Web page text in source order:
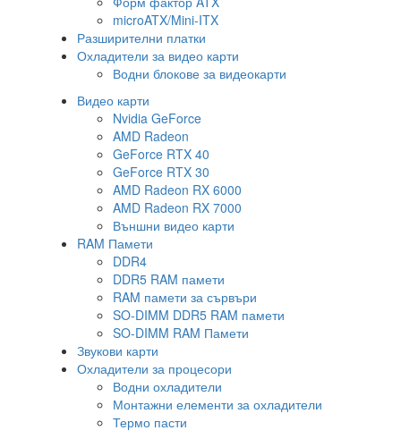
microATX/Mini-ITX
Разширителни платки
Охладители за видео карти
Водни блокове за видеокарти
Видео карти
Nvidia GeForce
AMD Radeon
GeForce RTX 40
GeForce RTX 30
AMD Radeon RX 6000
AMD Radeon RX 7000
Външни видео карти
RAM Памети
DDR4
DDR5 RAM памети
RAM памети за сървъри
SO-DIMM DDR5 RAM памети
SO-DIMM RAM Памети
Звукови карти
Охладители за процесори
Водни охладители
Монтажни елементи за охладители
Термо пасти